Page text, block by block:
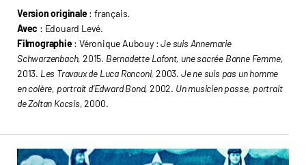
Version originale: français.
Avec : Edouard Levé.
Filmographie: Véronique Aubouy :Je suis Annemarie
Schwarzenbach, 2015. Bernadette Lafont, une sacrée Bonne Femme,
2013. Les Travaux de Luca Ronconi, 2003. Je ne suis pas un homme
en colère, portrait d’Edward Bond, 2002. Un musicien passe, portrait
de Zoltan Kocsis, 2000.